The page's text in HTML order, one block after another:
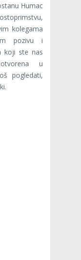
Humac
kolegama
pozivu i
koji ste nas
u
pogledati,